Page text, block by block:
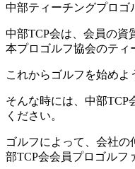
中部ティーチングプロゴ
中部TCP会は、会員の資
本プロゴルフ協会のティ
これからゴルフを始め
そんな時には、中部
ください。
ゴルフによって、会社
部TCP会会員プロゴルフ